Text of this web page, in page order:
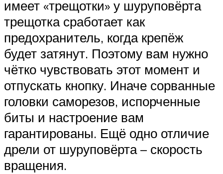
имеет «трещотки» у шуруповёрта
трещотка сработает как
предохранитель, когда крепёж
будет затянут. Поэтому вам нужно
чётко чувствовать этот момент и
отпускать кнопку. Иначе сорванные
головки саморезов, испорченные
биты и настроение вам
гарантированы. Ещё одно отличие
дрели от шуруповёрта – скорость
вращения.